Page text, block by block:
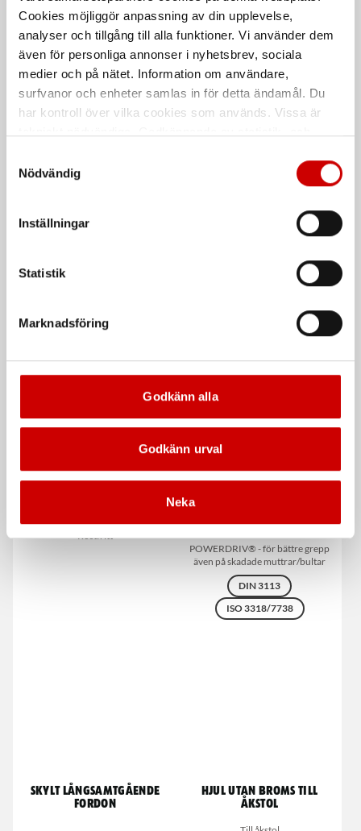
Cookies möjliggör anpassning av din upplevelse,
analyser och tillgång till alla funktioner. Vi använder dem
även för personliga annonser i nyhetsbrev, sociala
medier och på nätet. Information om användare,
surfvanor och enheter samlas in för detta ändamål. Du
har kontroll över vilka cookies som används. Vissa är
länder utanför EU med olika dataskyddsnormer. Genom
att godkänna samtycker du till sådana överföringar. Läs
Nödvändig
Inställningar
Statistik
Marknadsföring
Godkänn alla
Godkänn urval
Neka
Vinkelslip EWS 10-125
Compact
1000 W
Vinkelslip EWS 19-125-EQAC
1900W
Kampanj
720W, 125 mm
1300 W, Dödmansfunktion
De som köpte, köpte även
Rostfritt
Powerdrive
POWERDRIV® - för bättre grepp
även på skadade muttrar/bultar
DIN 3113
ISO 3318/7738
Skylt Långsamtgående
fordon
Hjul utan broms till
åkstol